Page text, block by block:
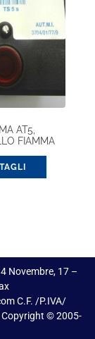
AT5,
FIAMMA
Novembre, 17 –
C.F. /P.IVA/
Copyright © 2005-